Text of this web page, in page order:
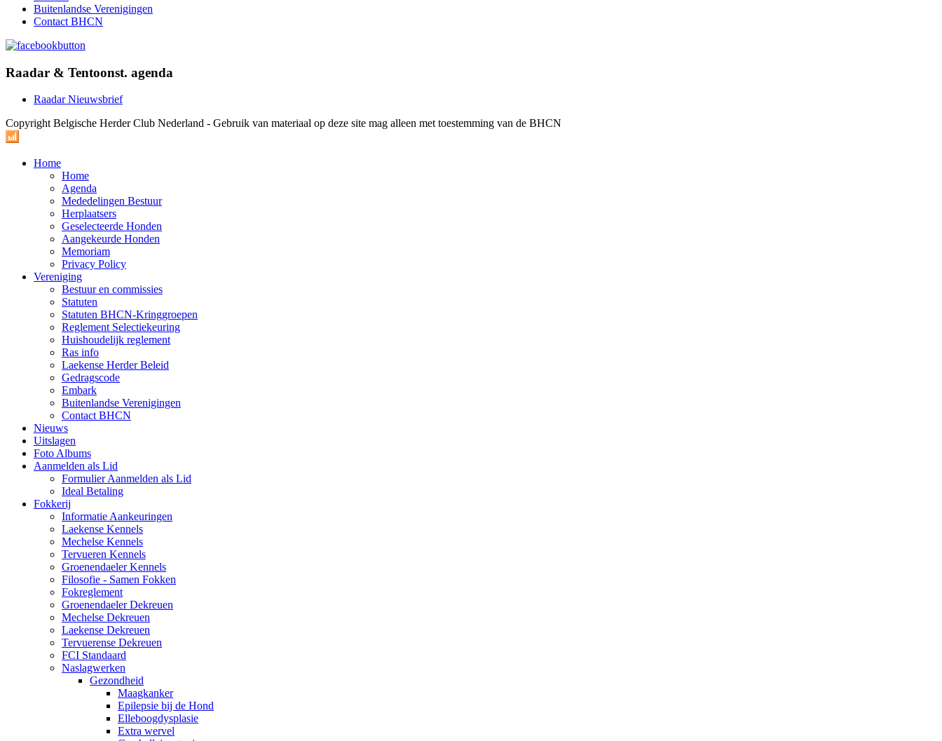
Buitenlandse Verenigingen
Contact BHCN
Raadar & Tentoonst. agenda
Raadar Nieuwsbrief
Copyright Belgische Herder Club Nederland - Gebruik van materiaal op deze site mag alleen met toestemming van de BHCN
Home
Home
Agenda
Mededelingen Bestuur
Herplaatsers
Geselecteerde Honden
Aangekeurde Honden
Memoriam
Privacy Policy
Vereniging
Bestuur en commissies
Statuten
Statuten BHCN-Kringgroepen
Reglement Selectiekeuring
Huishoudelijk reglement
Ras info
Laekense Herder Beleid
Gedragscode
Embark
Buitenlandse Verenigingen
Contact BHCN
Nieuws
Uitslagen
Foto Albums
Aanmelden als Lid
Formulier Aanmelden als Lid
Ideal Betaling
Fokkerij
Informatie Aankeuringen
Laekense Kennels
Mechelse Kennels
Tervueren Kennels
Groenendaeler Kennels
Filosofie - Samen Fokken
Fokreglement
Groenendaeler Dekreuen
Mechelse Dekreuen
Laekense Dekreuen
Tervuerense Dekreuen
FCI Standaard
Naslagwerken
Gezondheid
Maagkanker
Epilepsie bij de Hond
Elleboogdysplasie
Extra wervel